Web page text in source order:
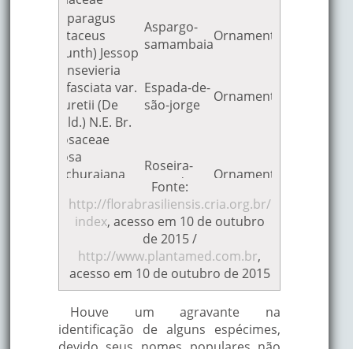
antineoplásica e
Hortelã-rasteira
Espasmolitico,
antiprurido.
Tônico,
diurética, febrífuga,
e antiespasmódica,
bronquite crônica,
dispepsia, astenia,
inflamação
Asparagus
setaceus
(Kunth) Jessop
Aspargo-
samambaiaOrnamental
Sansevieria
trifasciata var.
lauretii (De
Wild.) N.E. Br.
Espada-de-
são-jorge
Ornamental
Rosaceae
Rosa
wichuraiana
Roseira-
trepadeira
Ornamental
Etnoespécies
Alfazema
-
Cajirú
Crajaraú
-
Ginseng -
Fonte:
http://florabrasiliensis.cria.org.br/
index, acesso em 10 de outubro
de 2015 /
http://www.plantamed.com.br,
acesso em 10 de outubro de 2015
Houve um agravante na
identificação de alguns espécimes,